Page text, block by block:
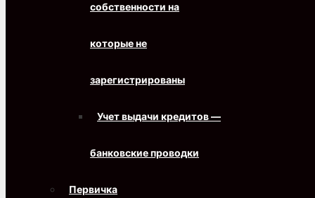
собственности на
которые не
зарегистрированы
Учет выдачи кредитов —
банковские проводки
Первичка